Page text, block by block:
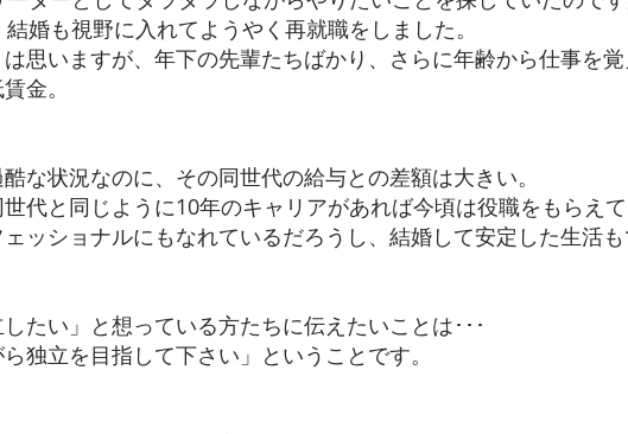
婚も視野に入れてようやく再就職をしました。
思いますが、年下の先輩たちばかり、さらに年齢から仕事を覚
金。
な状況なのに、その同世代の給与との差額は大きい。
代と同じように10年のキャリアがあれば今頃は役職をもらえて
ッショナルにもなれているだろうし、結婚して安定した生活も
たい」と想っている方たちに伝えたいことは･･･
ら独立を目指して下さい」 ということです。